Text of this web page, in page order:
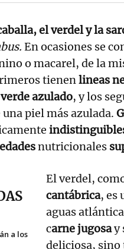
el verdel y la
En ocasiones se
o macarel, de la
tienenlineas
azulado, y los
una piel más azulada.
nutricionales
a los
El verdel,
cantábrica, es
aguas
carne jugosay
deliciosa,